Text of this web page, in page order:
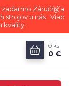
a
strojov u nás . Viac
kvality.
0 ks
0 €